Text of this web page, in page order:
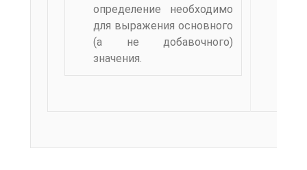
определение необходимо
для выражения основного
(а не до­бавочного)
значения.